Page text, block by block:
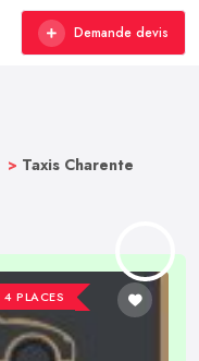
Demande devis
> Taxis Charente
4 PLACES